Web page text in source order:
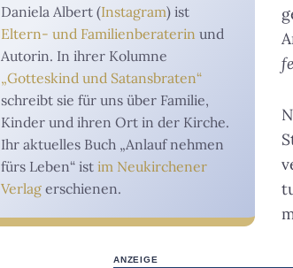
Daniela Albert (Instagram) ist
Eltern- und Familienberaterin und
Autorin. In ihrer Kolumne
„Gotteskind und Satansbraten“
schreibt sie für uns über Familie,
Kinder und ihren Ort in der Kirche.
Ihr aktuelles Buch „Anlauf nehmen
fürs Leben“ ist im Neukirchener
Verlag erschienen.
ANZEIGE